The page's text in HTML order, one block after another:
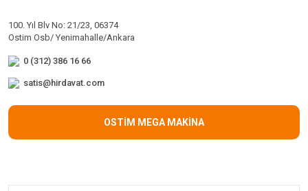
100. Yıl Blv No: 21/23, 06374
Ostim Osb/ Yenimahalle/Ankara
0 (312) 386 16 66
satis@hirdavat.com
OSTİM MEGA MAKİNA